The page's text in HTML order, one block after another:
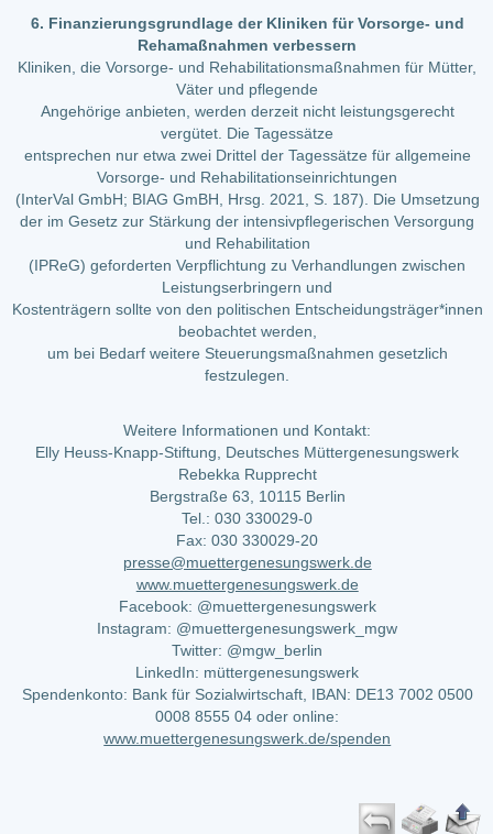
6. Finanzierungsgrundlage der Kliniken für Vorsorge- und
Rehamaßnahmen verbessern
Kliniken, die Vorsorge- und Rehabilitationsmaßnahmen für Mütter,
Väter und pflegende
Angehörige anbieten, werden derzeit nicht leistungsgerecht
vergütet. Die Tagessätze
entsprechen nur etwa zwei Drittel der Tagessätze für allgemeine
Vorsorge- und Rehabilitationseinrichtungen
(InterVal GmbH; BIAG GmBH, Hrsg. 2021, S. 187). Die Umsetzung
der im Gesetz zur Stärkung der intensivpflegerischen Versorgung
und Rehabilitation
(IPReG) geforderten Verpflichtung zu Verhandlungen zwischen
Leistungserbringern und
Kostenträgern sollte von den politischen Entscheidungsträger*innen
beobachtet werden,
um bei Bedarf weitere Steuerungsmaßnahmen gesetzlich
festzulegen.
Weitere Informationen und Kontakt:
Elly Heuss-Knapp-Stiftung, Deutsches Müttergenesungswerk
Rebekka Rupprecht
Bergstraße 63, 10115 Berlin
Tel.: 030 330029-0
Fax: 030 330029-20
presse@muettergenesungswerk.de
www.muettergenesungswerk.de
Facebook: @muettergenesungswerk
Instagram: @muettergenesungswerk_mgw
Twitter: @mgw_berlin
LinkedIn: müttergenesungswerk
Spendenkonto: Bank für Sozialwirtschaft, IBAN: DE13 7002 0500
0008 8555 04 oder online:
www.muettergenesungswerk.de/spenden